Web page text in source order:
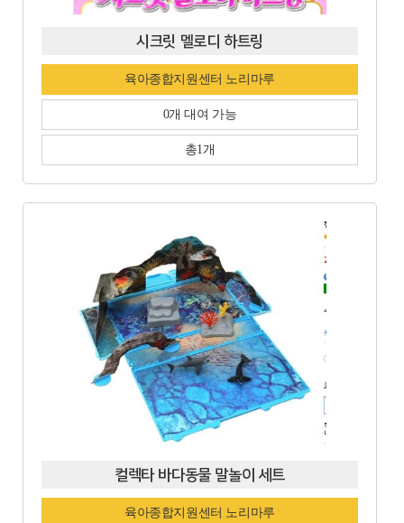
시크릿 멜로디 하트링
육아종합지원센터 노리마루
0개 대여 가능
총1개
컬렉타 바다동물 말놀이 세트
육아종합지원센터 노리마루